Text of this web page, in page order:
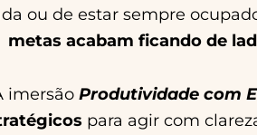
ou de estar sempre
metas acabam ficando de
imersão Produtividade com
para agir com